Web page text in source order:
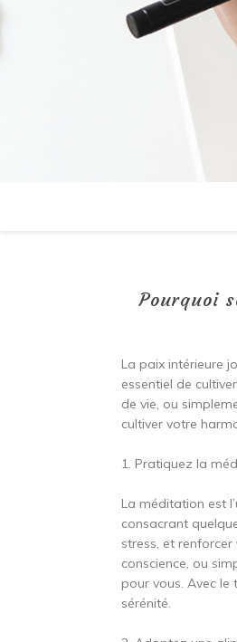
Pourquoi
La paix intérieure
essentiel de
de vie, ou
cultiver votre
1. Pratiquez la
La méditation est
consacrant
stress, et
conscience, ou
pour vous. Avec
sérénité.